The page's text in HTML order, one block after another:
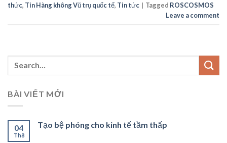
thức, Tin Hàng không Vũ trụ quốc tế, Tin tức | Tagged ROSCOSMOS
Leave a comment
BÀI VIẾT MỚI
04
Th8
Tạo bệ phóng cho kinh tế tầm thấp